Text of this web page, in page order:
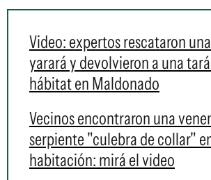
Video: expertos rescataron
yarará y devolvieron a una
hábitat en Maldonado
Vecinos encontraron una
serpiente "culebra de collar"
habitación: mirá el video